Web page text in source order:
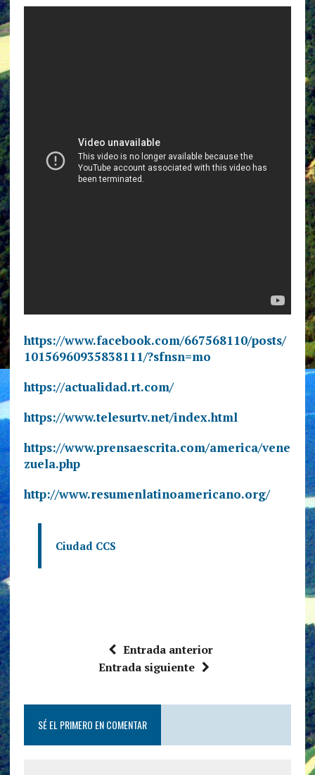
https://www.facebook.com/667568110/posts/
10156960935838111/?sfnsn=mo
https://actualidad.rt.com/
https://www.telesurtv.net/index.html
https://www.prensaescrita.com/america/vene
zuela.php
http://www.resumenlatinoamericano.org/
Ciudad CCS
Entrada anterior
Entrada siguiente
SÉ EL PRIMERO EN COMENTAR